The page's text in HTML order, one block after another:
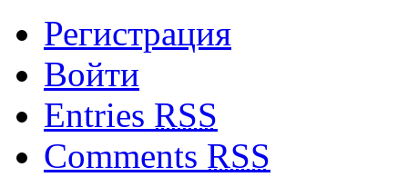
Регистрация
Войти
Entries RSS
Comments RSS